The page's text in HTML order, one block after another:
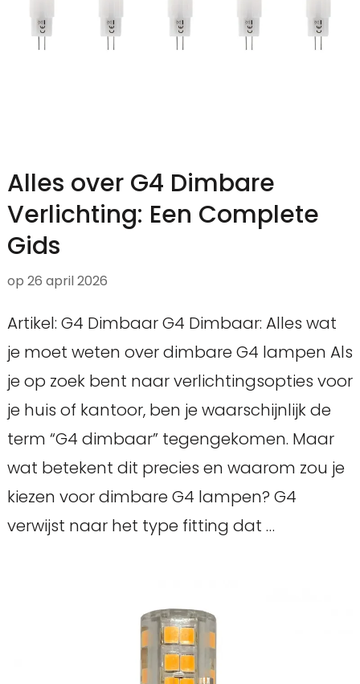
Alles over G4 Dimbare
Verlichting: Een Complete
Gids
op 26 april 2026
Artikel: G4 Dimbaar G4 Dimbaar: Alles wat
je moet weten over dimbare G4 lampen Als
je op zoek bent naar verlichtingsopties voor
je huis of kantoor, ben je waarschijnlijk de
term “G4 dimbaar” tegengekomen. Maar
wat betekent dit precies en waarom zou je
kiezen voor dimbare G4 lampen? G4
verwijst naar het type fitting dat …